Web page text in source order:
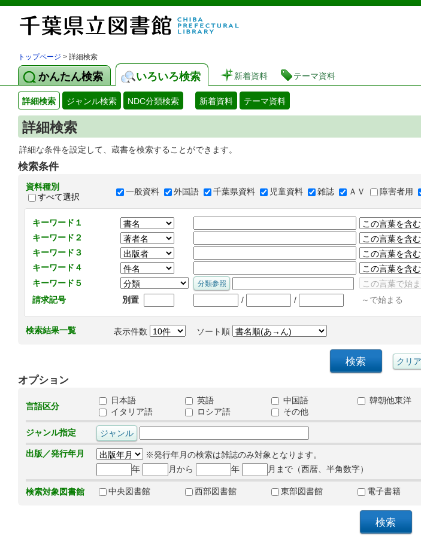
図書館 蔵書検索・予約システム
トップページ > 詳細検索
かんたん検索 いろいろ検索 新着資料 テーマ資料
詳細検索 ジャンル検索 NDC分類検索 新着資料 テーマ資料
詳細検索
詳細な条件を設定して、蔵書を検索することができます。
検索条件
資料種別
すべて選択
一般資料 外国語 千葉県資料 児童資料 雑誌 ＡＶ 障害者用
キーワード１
キーワード２
キーワード３
キーワード４
キーワード５
請求記号
別置 / / ～で始まる
検索結果一覧 表示件数 ソート順
オプション
言語区分
日本語 英語 中国語 韓朝他東洋
イタリア語
ロシア語 その他
ジャンル指定
出版／発行年月
※発行年月の検索は雑誌のみ対象となります。
年
月から 年 月まで（西暦、半角数字）
検索対象図書館 中央図書館 西部図書館 東部図書館 電子書籍